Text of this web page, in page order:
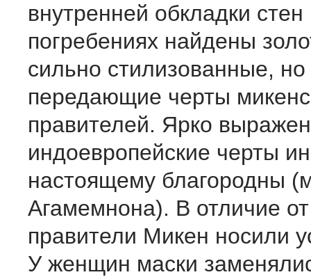
внутренней обкладки
погребениях найдены
сильно стилизованные, но
передающие черты
правителей. Ярко
индоевропейские черты
настоящему благородны
Агамемнона). В отличие
правители Микен носили
У женщин маски